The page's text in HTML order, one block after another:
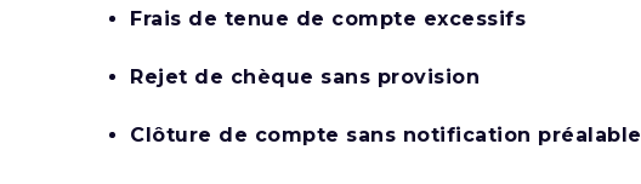
Frais de tenue de compte excessifs
Rejet de chèque sans provision
Clôture de compte sans notification préalable